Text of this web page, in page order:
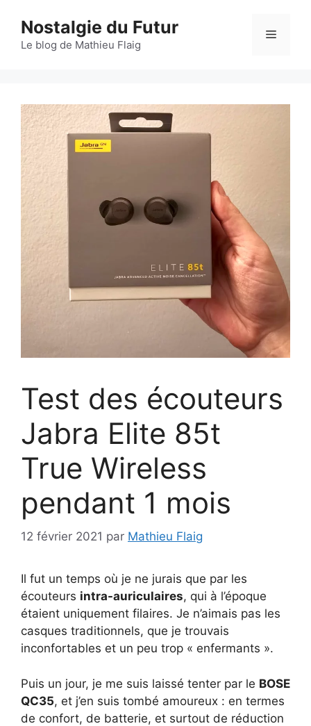
contenu
Nostalgie du Futur
Le blog de Mathieu Flaig
Menu
Test des écouteurs
Jabra Elite 85t
True Wireless
pendant 1 mois
12 février 2021 par Mathieu Flaig
Il fut un temps où je ne jurais que par les
écouteurs intra-auriculaires, qui à l’époque
étaient uniquement filaires. Je n’aimais pas les
casques traditionnels, que je trouvais
inconfortables et un peu trop « enfermants ».
Puis un jour, je me suis laissé tenter par le BOSE
QC35, et j’en suis tombé amoureux : en termes
de confort, de batterie, et surtout de réduction